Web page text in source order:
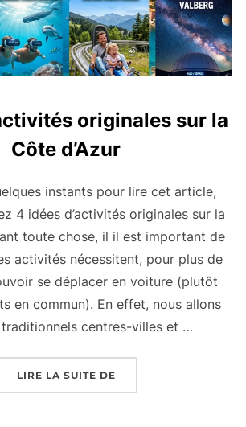
originales sur la
Côte d’Azur
instants pour lire cet article,
4 idées d’activités originales sur la
toute chose, il il est important de
activités nécessitent, pour plus de
se déplacer en voiture (plutôt
en commun). En effet, nous allons
centres-villes et …
LIRE LA SUITE DE« 4 IDÉES